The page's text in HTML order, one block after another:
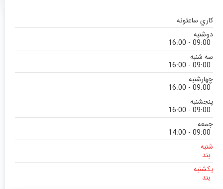
کاري ساعتونه
دوشنبه
09:00 - 16:00
سه شنبه
09:00 - 16:00
چهارشنبه
09:00 - 16:00
پنجشنبه
09:00 - 16:00
جمعه
09:00 - 14:00
شنبه
بند
یکشنبه
بند